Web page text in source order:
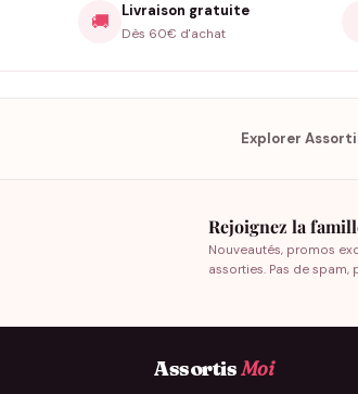
🚚 Livraison gratuite
Dès 60€ d'achat
Explorer
Rejoignez la
Nouveautés, promos
assorties. Pas de spam,
AssortisMoi